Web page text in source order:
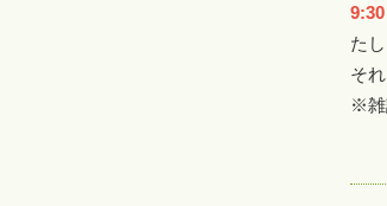
たし
そ
※雑